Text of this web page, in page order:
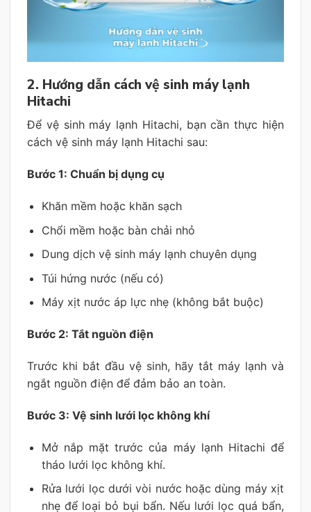
2. Hướng dẫn cách vệ sinh máy lạnh
Hitachi
Để vệ sinh máy lạnh Hitachi, bạn cần thực hiện
cách vệ sinh máy lạnh Hitachi sau:
Bước 1: Chuẩn bị dụng cụ
Khăn mềm hoặc khăn sạch
Chổi mềm hoặc bàn chải nhỏ
Dung dịch vệ sinh máy lạnh chuyên dụng
Túi hứng nước (nếu có)
Máy xịt nước áp lực nhẹ (không bắt buộc)
Bước 2: Tắt nguồn điện
Trước khi bắt đầu vệ sinh, hãy tắt máy lạnh và
ngắt nguồn điện để đảm bảo an toàn.
Bước 3: Vệ sinh lưới lọc không khí
Mở nắp mặt trước của máy lạnh Hitachi để
tháo lưới lọc không khí.
Rửa lưới lọc dưới vòi nước hoặc dùng máy xịt
nhẹ để loại bỏ bụi bẩn. Nếu lưới lọc quá bẩn,